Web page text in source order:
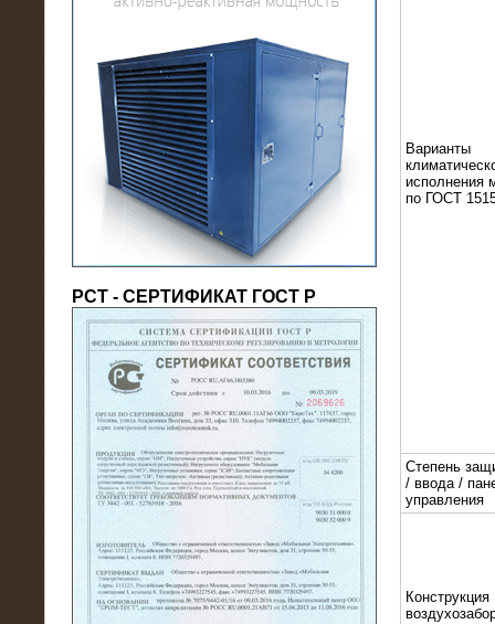
17.10.2016
Резистивный высоковольтный
нагрузочный модуль 5 МВт
(напряжение 6/10 кВ)
21.08.2016
На производственное предприятие
модули 20 МВт (0,4 кВ)
РСТ - СЕРТИФИКАТ ГОСТ Р
Варианты
исполнения
по ГОСТ
Степень
/ ввода /
управления
Конструкция